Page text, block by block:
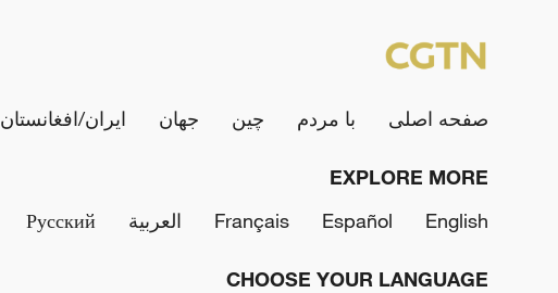
صفحه اصلی با مردم چین جهان ایران/افغانستان
EXPLORE MORE
English
Español
Français العربية Русский
CHOOSE YOUR LANGUAGE